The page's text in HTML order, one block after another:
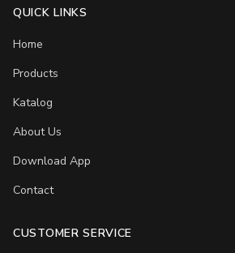
QUICK LINKS
Home
Products
Katalog
About Us
Download App
Contact
CUSTOMER SERVICE